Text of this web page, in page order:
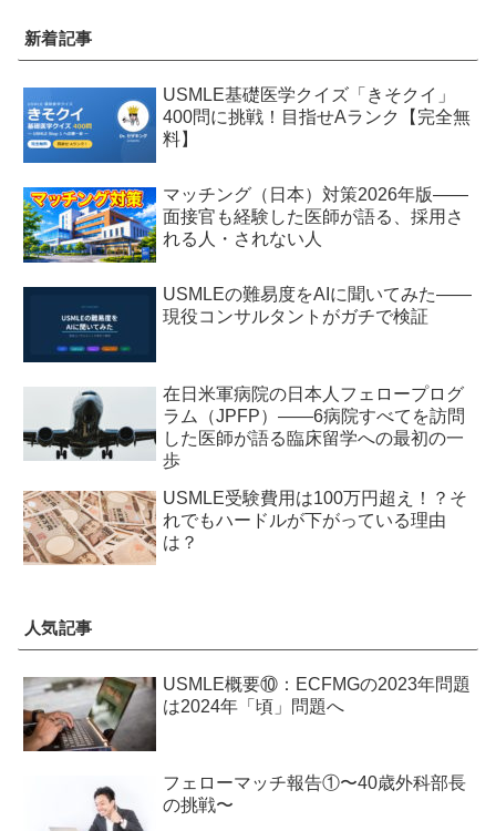
新着記事
USMLE基礎医学クイズ「きそクイ」
400問に挑戦！目指せAランク【完全無
料】
マッチング（日本）対策2026年版——
面接官も経験した医師が語る、採用さ
れる人・されない人
USMLEの難易度をAIに聞いてみた——
現役コンサルタントがガチで検証
在日米軍病院の日本人フェロープログ
ラム（JPFP）——6病院すべてを訪問
した医師が語る臨床留学への最初の一
歩
USMLE受験費用は100万円超え！？そ
れでもハードルが下がっている理由
は？
人気記事
USMLE概要⑩：ECFMGの2023年問題
は2024年「頃」問題へ
フェローマッチ報告①〜40歳外科部長
の挑戦〜